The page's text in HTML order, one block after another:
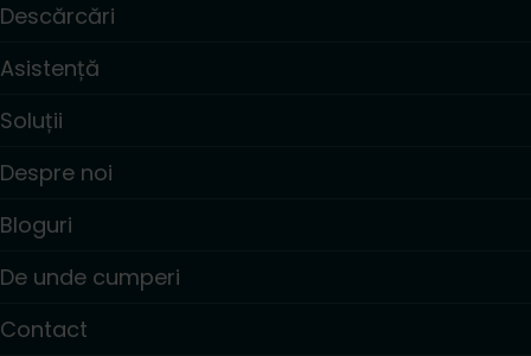
Descărcări
Asistență
Soluții
Despre noi
Bloguri
De unde cumperi
Contact